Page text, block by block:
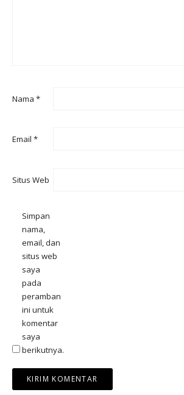
Nama *
Email *
Situs Web
Simpan
nama,
email, dan
situs web
saya
pada
peramban
ini untuk
komentar
saya
berikutnya.